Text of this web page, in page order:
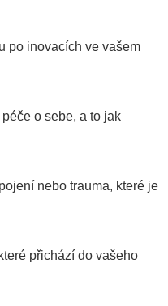
po inovacích ve vašem
o sebe, a to jak
nebo trauma, které je
přichází do vašeho